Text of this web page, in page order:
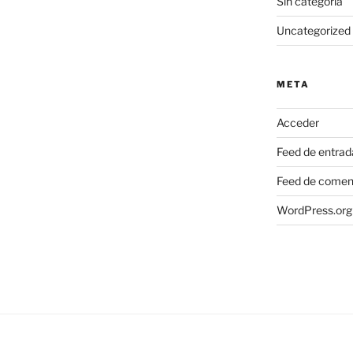
Uncategorized
META
Acceder
Feed de
Feed de
WordPress.org